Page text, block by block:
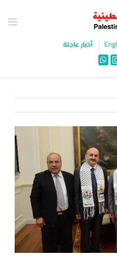
أخبار عاجلة
Instagram
WhatsApp